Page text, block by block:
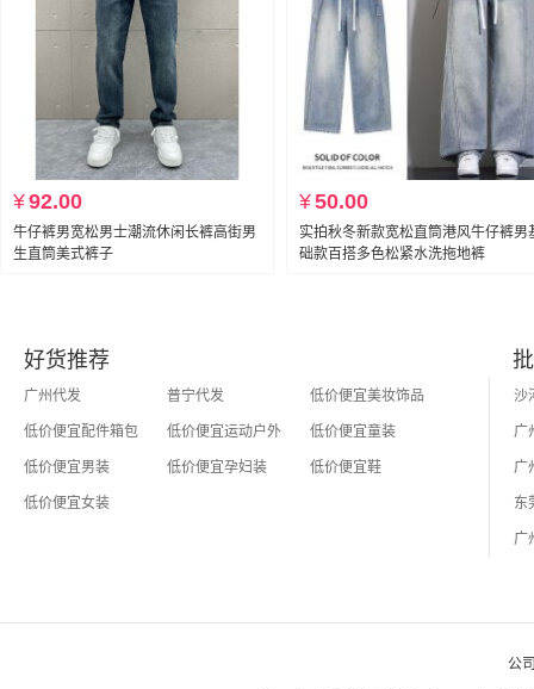
¥92.00
牛仔裤男宽松男士潮流休闲长裤高街男
生直筒美式裤子
¥50.00
实拍秋冬新款宽松直筒港风牛仔裤男
础款百搭多色松紧水洗拖地裤
好货推荐
广州代发 普宁代发 低价便宜美妆饰品
低价便宜配件箱包 低价便宜运动户外 低价便宜童装
低价便宜男装 低价便宜孕妇装 低价便宜鞋
低价便宜女装
公